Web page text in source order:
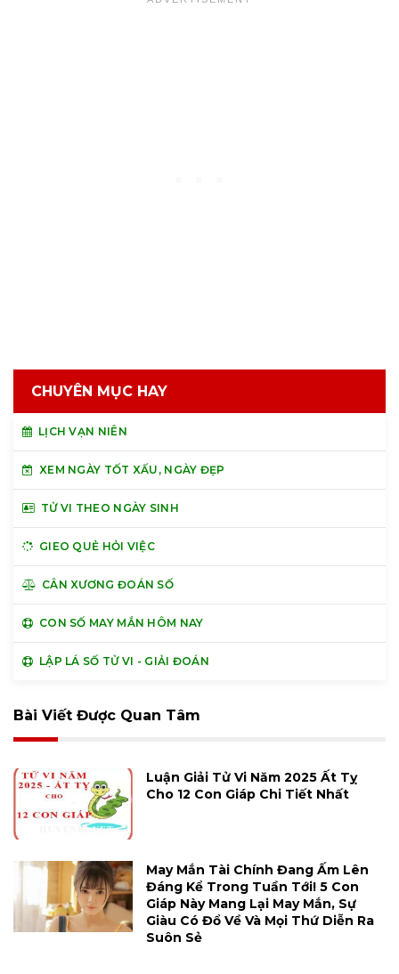
CHUYÊN MỤC HAY
LỊCH VẠN NIÊN
XEM NGÀY TỐT XẤU, NGÀY ĐẸP
TỬ VI THEO NGÀY SINH
GIEO QUẺ HỎI VIỆC
CÂN XƯƠNG ĐOÁN SỐ
CON SỐ MAY MẮN HÔM NAY
LẬP LÁ SỐ TỬ VI - GIẢI ĐOÁN
Bài Viết Được Quan Tâm
Luận Giải Tử Vi Năm 2025 Ất Tỵ
Cho 12 Con Giáp Chi Tiết Nhất
May Mắn Tài Chính Đang Ấm Lên
Đáng Kể Trong Tuần Tới! 5 Con
Giáp Này Mang Lại May Mắn, Sự
Giàu Có Đổ Về Và Mọi Thứ Diễn Ra
Suôn Sẻ